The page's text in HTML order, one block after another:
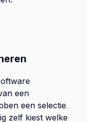
een
een selectie
zelf kiest welke